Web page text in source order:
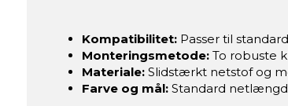
Kompatibilitet:Passer til
Monteringsmetode:To robuste
Materiale:Slidstærkt netstof og
Farve og mål:Standard